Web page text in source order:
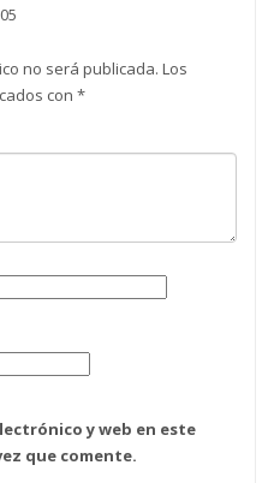
no será publicada. Los
con *
y web en este
que comente.